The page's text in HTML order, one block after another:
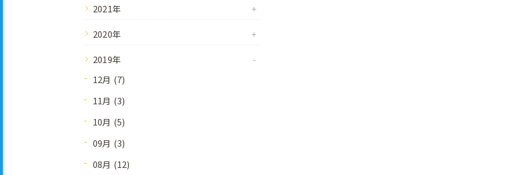
2021年
2020年
2019年
12月 (7)
11月 (3)
10月 (5)
09月 (3)
08月 (12)